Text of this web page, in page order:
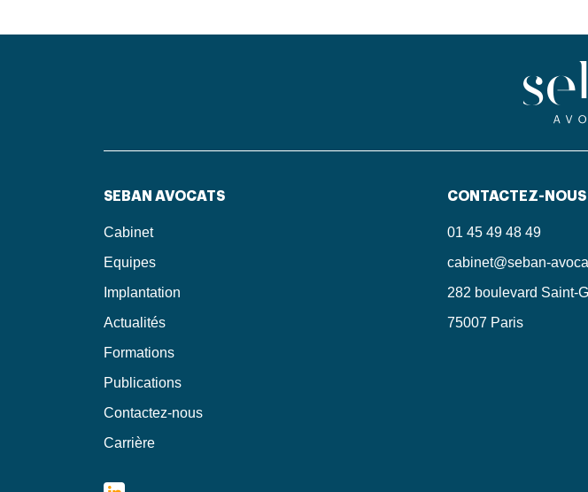
SEBAN AVOCATS
Cabinet
Equipes
Implantation
Actualités
Formations
Publications
Contactez-nous
Carrière
CONTACTEZ-NOUS
01 45 49 48 49
cabinet@seban-
282 boulevard Saint-
75007 Paris